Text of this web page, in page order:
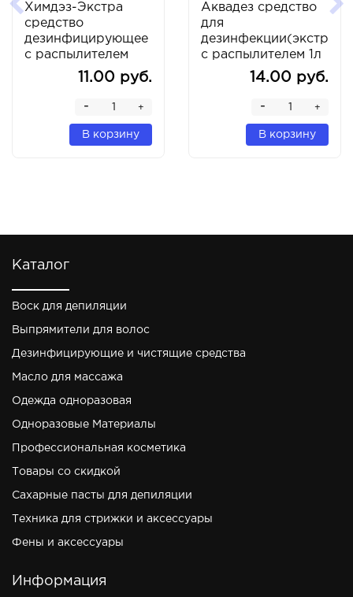
Химдэз-Экстра
средство
дезинфицирующее
с распылителем
11.00 руб.
+
-
В корзину
Аквадез средство
для
с распылителем 1л
14.00 руб.
+
-
В корзину
Каталог
Воск для депиляции
Выпрямители для волос
Дезинфицирующие и чистящие средства
Масло для массажа
Одежда одноразовая
Одноразовые Материалы
Профессиональная косметика
Товары со скидкой
Сахарные пасты для депиляции
Техника для стрижки и аксессуары
Фены и аксессуары
Информация